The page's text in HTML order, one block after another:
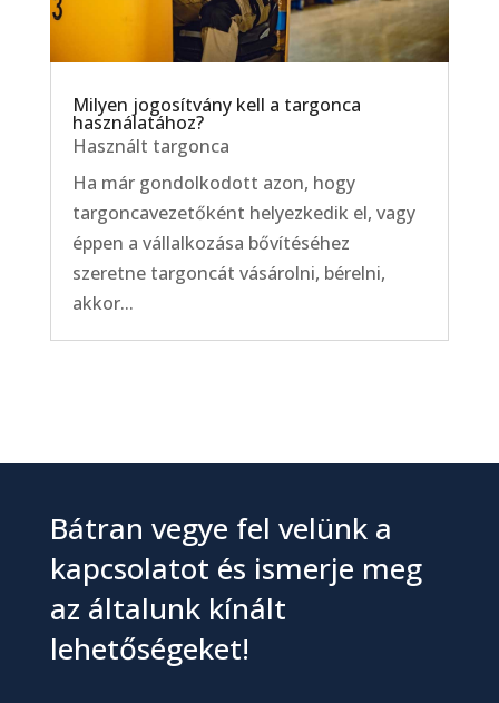
Milyen jogosítvány kell a targonca
használatához?
Használt targonca
Ha már gondolkodott azon, hogy
targoncavezetőként helyezkedik el, vagy
éppen a vállalkozása bővítéséhez
szeretne targoncát vásárolni, bérelni,
akkor...
Bátran vegye fel velünk a
kapcsolatot és ismerje meg
az általunk kínált
lehetőségeket!